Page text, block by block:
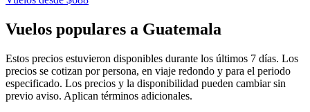
Vuelos populares a Guatemala
Estos precios estuvieron disponibles durante los últimos 7 días. Los
precios se cotizan por persona, en viaje redondo y para el periodo
especificado. Los precios y la disponibilidad pueden cambiar sin
previo aviso. Aplican términos adicionales.